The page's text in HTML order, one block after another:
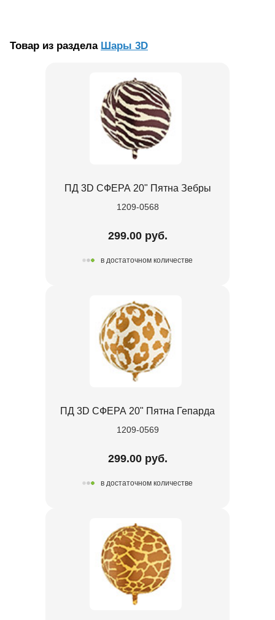
Товар из раздела Шары 3D
ПД 3D СФЕРА 20" Пятна Зебры
1209-0568
299.00 руб.
в достаточном количестве
ПД 3D СФЕРА 20" Пятна Гепарда
1209-0569
299.00 руб.
в достаточном количестве